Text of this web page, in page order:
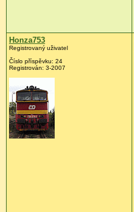
Honza753
Registrovaný uživatel
Číslo příspěvku: 24
Registrován: 3-2007